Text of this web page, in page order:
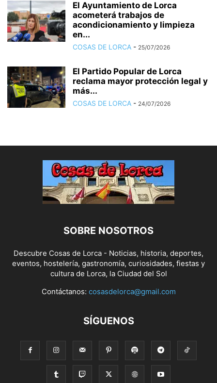
El Ayuntamiento de Lorca
acometerá trabajos de
acondicionamiento y limpieza
en...
COSAS DE LORCA - 25/07/2026
El Partido Popular de Lorca
reclama mayor protección legal y
más...
COSAS DE LORCA - 24/07/2026
SOBRE NOSOTROS
Descubre Cosas de Lorca - Noticias, historia, deportes,
eventos, hostelería, gastronomía, curiosidades, fiestas y
cultura de Lorca, la Ciudad del Sol
Contáctanos: cosasdelorca@gmail.com
SÍGUENOS